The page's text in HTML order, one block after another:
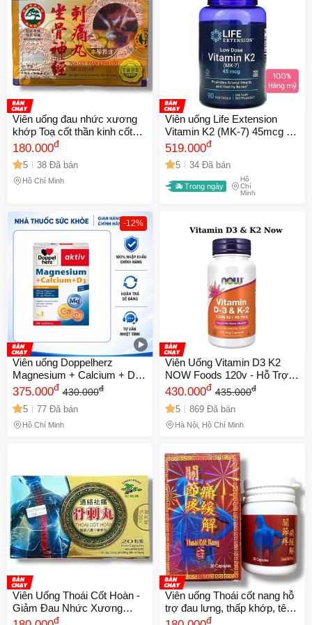
Viên uống đau nhức xương
khớp Toạ cốt thần kinh cốt
thích hoàn - Hộp 20 Viên Hỗ
Trợ Sức Khỏe Khớp - Xuất
Xứ Malaysia - Mã 1514
180.000đ
5 38 Đã bán
Hồ Chí Minh
Viên uống Life Extension
Vitamin K2 (MK-7) 45mcg 90
viên - Hỗ trợ xương chắc
khỏe và tim mạch ổn định,
turmeric bổ sung bồi bổ sức
khỏe
519.000đ
5 34 Đã bán
Trong ngày
Hồ
Chí
Minh
-12%
Viên uống Doppelherz
Magnesium + Calcium + D3
30 viên - Bổ sung Vitamin
D3, Canxi, Magie hỗ trợ
xương khớp chắc khỏe
375.000đ 430.000đ
5 77 Đã bán
Hồ Chí Minh
Viên Uống Vitamin D3 K2
NOW Foods 120v - Hỗ Trợ
Hấp Thu Canxi, Tăng Cường
Sức Khỏe Xương Khớp &
Tim Mạch Thích Hợp Cho
Người Lớn Tuổi
430.000đ 435.000đ
5 869 Đã bán
Hà Nội, Hồ Chí Minh
Viên Uống Thoái Cốt Hoàn -
Giảm Đau Nhức Xương
Khớp, Tê Bì Chân Tay, Xuất
đ
Viên uống Thoái cốt nang hỗ
trợ đau lưng, thấp khớp, tê
liệt, đau khớp, tê nhức chân
đ